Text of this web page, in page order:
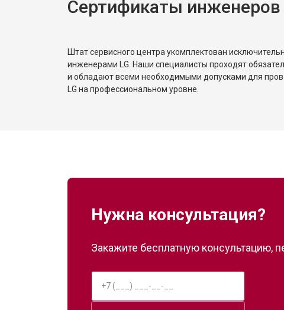
Сертификаты инженеров
Штат сервисного центра укомплектован
инженерами LG. Наши специалисты проходят
и обладают всеми необходимыми допусками для
LG на профессиональном уровне.
Нужна консультация?
Закажите бесплатную консультацию,